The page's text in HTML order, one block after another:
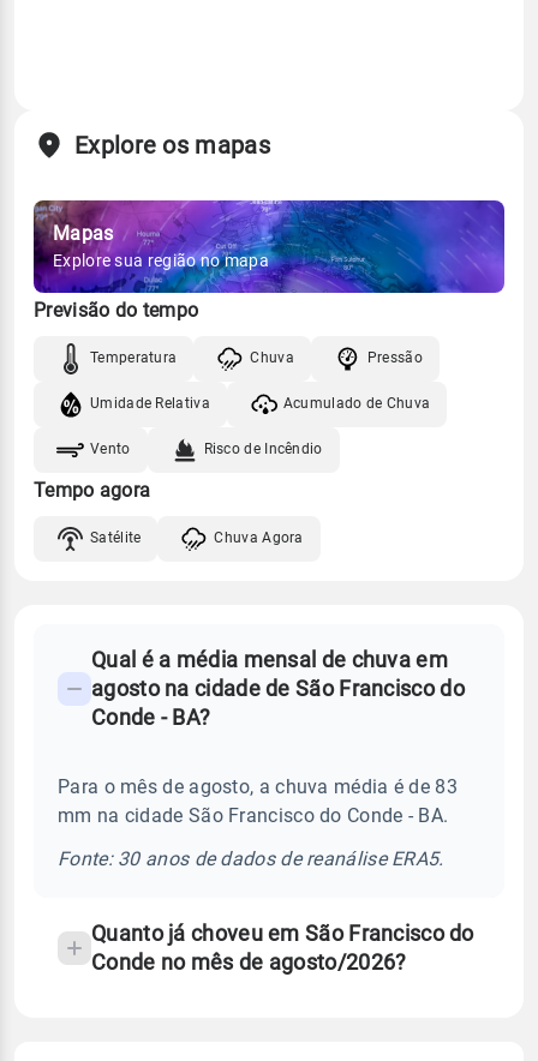
Explore os mapas
Mapas
Explore sua região no mapa
Previsão do tempo
Temperatura Chuva Pressão
Umidade Relativa Acumulado de Chuva
Vento Risco de Incêndio
Tempo agora
Satélite Chuva Agora
Perguntas
frequentes
chuva
temperatura
Qual é a média mensal de chuva em
agosto na cidade de São Francisco do
Conde - BA?
Para o mês de agosto, a chuva média é de 83
mm na cidade São Francisco do Conde - BA.
Fonte: 30 anos de dados de reanálise ERA5.
Quanto já choveu em São Francisco do
Conde no mês de agosto/2026?